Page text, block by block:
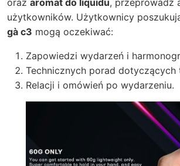
użytkowników. Użytkownicy
gà c3 mogą oczekiwać:
Zapowiedzi wydarzeń i
Technicznych porad dotyczących
Relacji i omówień po wydarzeniu.